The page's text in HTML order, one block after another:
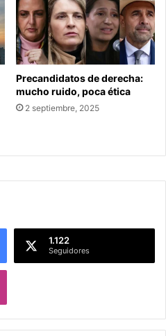
Precandidatos de derecha:
mucho ruido, poca ética
2 septiembre, 2025
1.122
Seguidores